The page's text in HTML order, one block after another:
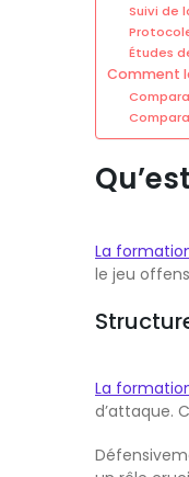
Suivi de
Études
Comment
La
le jeu
La
d’attaque.